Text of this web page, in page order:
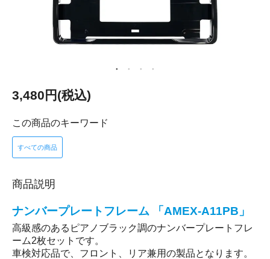
3,480円(税込)
この商品のキーワード
すべての商品
商品説明
ナンバープレートフレーム 「AMEX-A11PB」
高級感のあるピアノブラック調のナンバープレートフレ
ーム2枚セットです。
車検対応品で、フロント、リア兼用の製品となります。